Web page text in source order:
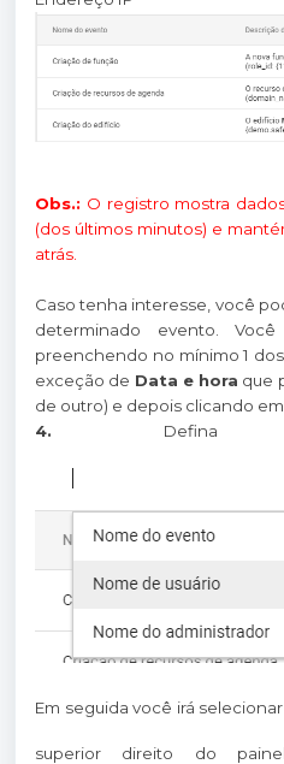
Obs.: O registro mostra
(dos últimos minutos) e
atrás.
Caso tenha interesse, você
determinado evento.
preenchendo no mínimo 1
exceção de Data e hora que
de outro) e depois clicando
4. Defina
Em seguida você irá
superior direito do